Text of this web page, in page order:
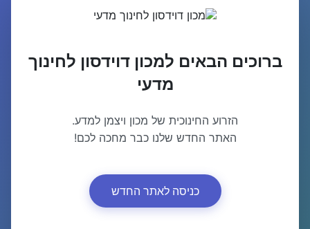
ברוכים הבאים למכון דוידסון לחינוך
מדעי
הזרוע החינוכית של מכון ויצמן למדע.
האתר החדש שלנו כבר מחכה לכם!
כניסה לאתר החדש